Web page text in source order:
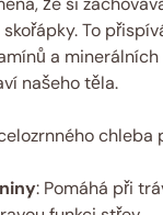
To
a
našeho těla.
chleba
: Pomáhá při